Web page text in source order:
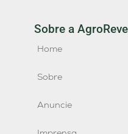
Sobre a
Home
Sobre
Anuncie